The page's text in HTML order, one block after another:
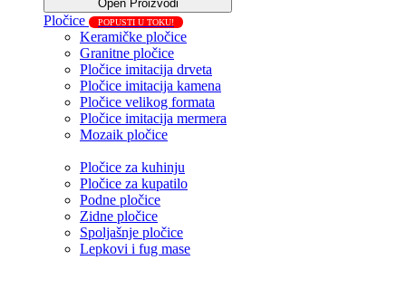
Open Proizvodi
Pločice POPUSTI U TOKU!
Keramičke pločice
Granitne pločice
Pločice imitacija drveta
Pločice imitacija kamena
Pločice velikog formata
Pločice imitacija mermera
Mozaik pločice
Pločice za kuhinju
Pločice za kupatilo
Podne pločice
Zidne pločice
Spoljašnje pločice
Lepkovi i fug mase